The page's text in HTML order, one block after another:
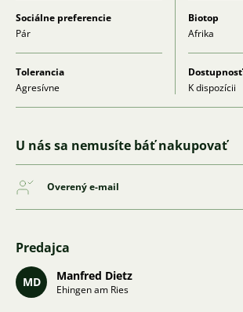
Sociálne preferencie
Pár
Biotop
Afrika
Tolerancia
Agresívne
Dostupnosť
K dispozícii
U nás sa nemusíte báť nakupovať
Overený e-mail
Predajca
MD Manfred Dietz
Ehingen am Ries